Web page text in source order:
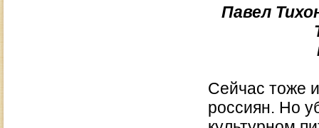
Павел
Сейчас тоже
россиян. Но